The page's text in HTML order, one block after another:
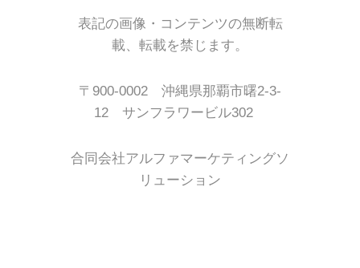
表記の画像・コンテンツの無断転
載、転載を禁じます。
〒900-0002 沖縄県那覇市曙2-3-
12 サンフラワービル302
合同会社アルファマーケティングソ
リューション